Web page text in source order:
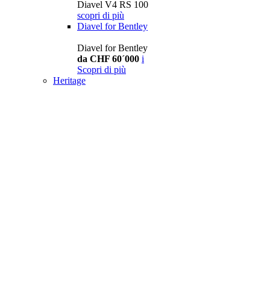
Diavel V4 RS 100
scopri di più
Diavel for Bentley
Diavel for Bentley
da CHF 60´000 i
Scopri di più
Heritage